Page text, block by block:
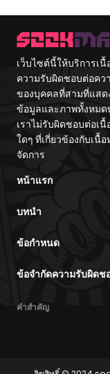
เว็บไซต์นี้ให้บริการเ
ความรับผิดชอบต่อคว
ของบุคคลที่สามที่แสด
ข้อมูลและภาพทั้งหมด
เราไม่รับผิดชอบต่อเ
ใดๆ ที่เกี่ยวข้องกับเนื้
จัดการ
หน้าแรก
บทนำ
ข้อกำหนด
ข้อจำกัดความรับผิดช
คำสำคัญ